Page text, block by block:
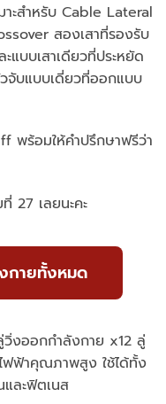
ะสำหรับ Cable Lateral
สองเสาที่รองรับ
แบบเสาเดียวที่ประหยัด
จับแบบเดี่ยวที่ออกแบบ
พร้อมให้คำปรึกษาฟรีว่า
27 เลยนะคะ
กายทั้งหมด